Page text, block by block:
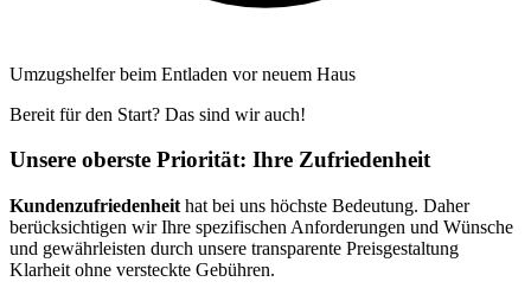
Umzugshelfer beim Entladen vor neuem Haus
Bereit für den Start? Das sind wir auch!
Unsere oberste Priorität: Ihre Zufriedenheit
Kundenzufriedenheit hat bei uns höchste Bedeutung. Daher
berücksichtigen wir Ihre spezifischen Anforderungen und Wünsche
und gewährleisten durch unsere transparente Preisgestaltung
Klarheit ohne versteckte Gebühren.